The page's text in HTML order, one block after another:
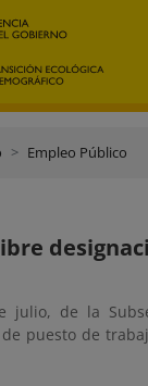
Empleo Público
julio, de la
puesto de